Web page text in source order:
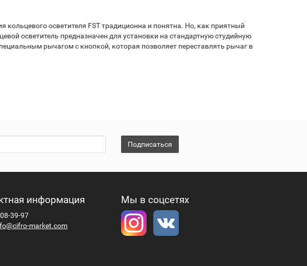
кольцевого осветителя FST традиционна и понятна. Но, как приятный
осветитель предназначен для установки на стандартную студийную
рычагом с кнопкой, которая позволяет переставлять рычаг в
Подписаться
информация
39-97
market.com
Мы в соцсетях